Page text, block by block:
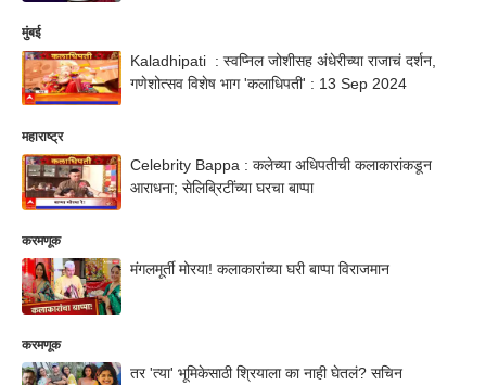
मुंबई
Kaladhipati : स्वप्निल जोशीसह अंधेरीच्या राजाचं दर्शन,
गणेशोत्सव विशेष भाग 'कलाधिपती' : 13 Sep 2024
महाराष्ट्र
Celebrity Bappa : कलेच्या अधिपतीची कलाकारांकडून
आराधना; सेलिब्रिटींच्या घरचा बाप्पा
करमणूक
मंगलमूर्ती मोरया! कलाकारांच्या घरी बाप्पा विराजमान
करमणूक
तर 'त्या' भूमिकेसाठी श्रियाला का नाही घेतलं? सचिन